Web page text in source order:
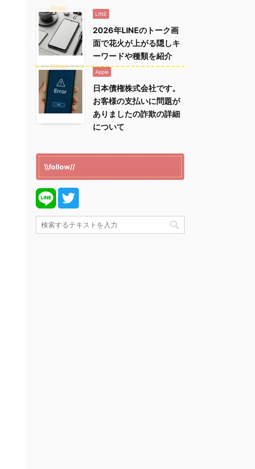
LINE
2026年LINEのトーク画
面で花火が上がる隠しキ
ーワードや種類を紹介
Apple
日本債権株式会社です。
お客様の支払いに問題が
ありましたの詐欺の詳細
について
\\follow//